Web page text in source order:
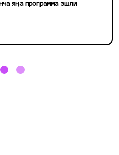
яңа программа эшли